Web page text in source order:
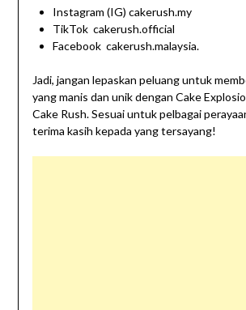
Instagram (IG) cakerush.my
TikTok cakerush.official
Facebook cakerush.malaysia.
Jadi, jangan lepaskan peluang untuk
yang manis dan unik dengan Cake
Cake Rush. Sesuai untuk pelbagai
terima kasih kepada yang tersayang!